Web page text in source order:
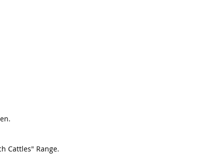
Cattles" Range.